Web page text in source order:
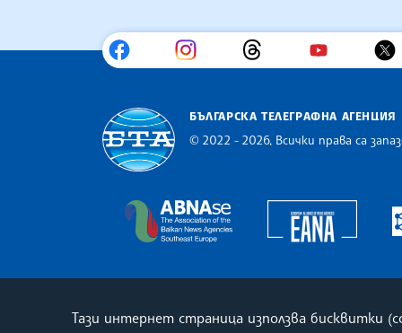
БЪЛГАРСКА ТЕЛЕГРАФНА АГЕНЦИЯ
© 2022 - 2026, Всички права са
The Assocoation of the
Тази интернет страница използва бисквитки